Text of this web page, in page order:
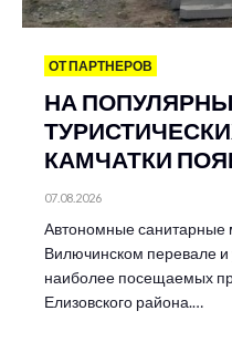
ОТ ПАРТНЕРОВ
НА
КАМЧАТКИ
07.08.2026
Автономные
Вилючинском перевале и
наиболее посещаемых
Елизовского района.…